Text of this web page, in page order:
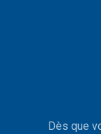
Dès que